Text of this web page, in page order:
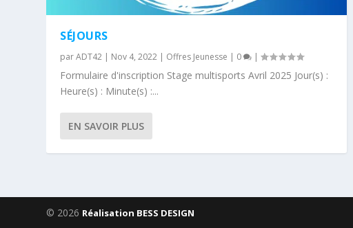
SÉJOURS
parADT42 | Nov 4, 2022 | Offres Jeunesse | 0 |
Formulaire d'inscription Stage multisports Avril 2025 Jour(s) :
Heure(s) : Minute(s) :...
EN SAVOIR PLUS
© 2026 Réalisation BESS DESIGN